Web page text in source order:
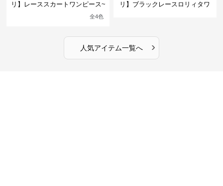
リ】レーススカートワンピース~
全4色
リ】ブラックレースロリィタワ
人気アイテム一覧へ ›